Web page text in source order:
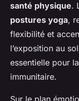
santé physique.
postures yoga,
flexibilité et
l’exposition au
essentielle pour
immunitaire.
Sur le plan